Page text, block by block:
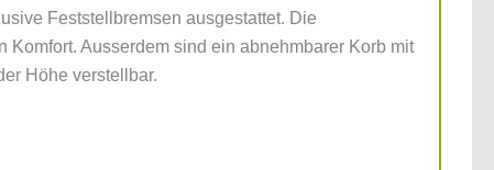
Feststellbremsen ausgestattet. Die
Ausserdem sind ein abnehmbarer Korb mit
Höhe verstellbar.